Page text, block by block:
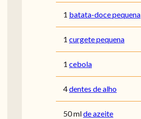
1 batata-doce pequena
1 curgete pequena
1 cebola
4dentes de alho
50mlde azeite